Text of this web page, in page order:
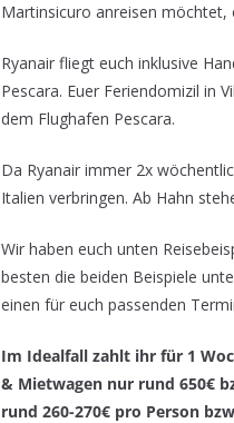
Martinsicuro anreisen möchtet,
Ryanair fliegt euch inklusive
Pescara. Euer Feriendomizil in
dem Flughafen Pescara.
Da Ryanair immer 2x
Italien verbringen. Ab Hahn
Wir haben euch unten
besten die beiden Beispiele
einen für euch passenden
Im Idealfall zahlt ihr für 1
& Mietwagen nur rund 650€
rund 260-270€ pro Person